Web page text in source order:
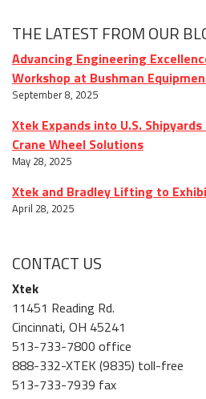
THE LATEST FROM OUR
Advancing Engineering
Workshop at Bushman
September 8, 2025
Xtek Expands into U.S.
Crane Wheel Solutions
May 28, 2025
Xtek and Bradley Lifting to
April 28, 2025
CONTACT US
Xtek
11451 Reading Rd.
Cincinnati, OH 45241
513-733-7800 office
888-332-XTEK (9835) toll-free
513-733-7939 fax